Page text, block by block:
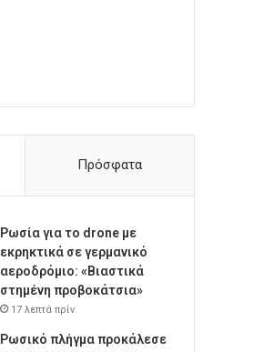
Πρόσφατα
Ρωσία για το drone με
εκρηκτικά σε γερμανικό
αεροδρόμιο: «Βιαστικά
στημένη προβοκάτσια»
17 λεπτά πρίν
Ρωσικό πλήγμα προκάλεσε